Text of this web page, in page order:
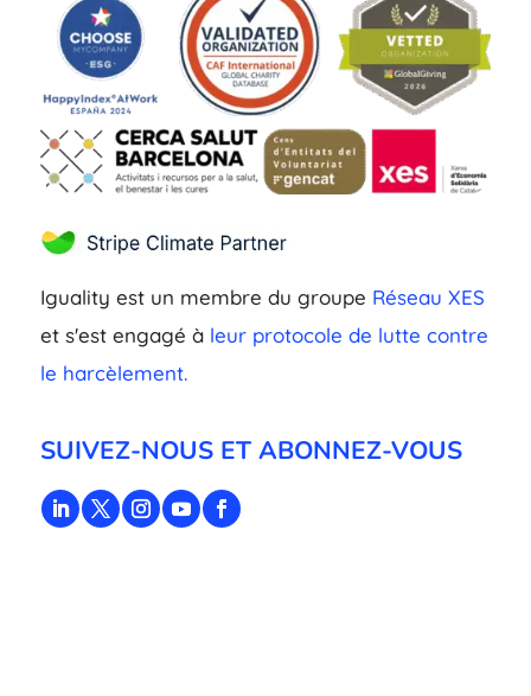
Iguality est un membre du groupe Réseau XES
et s'est engagé à leur protocole de lutte contre
le harcèlement.
SUIVEZ-NOUS ET ABONNEZ-VOUS